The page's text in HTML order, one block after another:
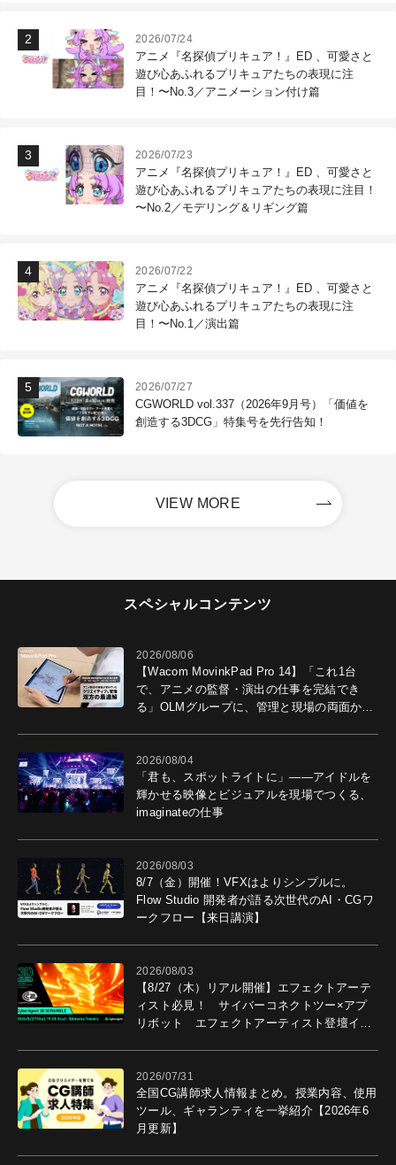
2026/07/24
アニメ『名探偵プリキュア！』ED 、可愛さと
遊び心あふれるプリキュアたちの表現に注
目！〜No.3／アニメーション付け篇
2026/07/23
アニメ『名探偵プリキュア！』ED 、可愛さと
遊び心あふれるプリキュアたちの表現に注目！
〜No.2／モデリング＆リギング篇
2026/07/22
アニメ『名探偵プリキュア！』ED 、可愛さと
遊び心あふれるプリキュアたちの表現に注
目！〜No.1／演出篇
2026/07/27
CGWORLD vol.337（2026年9月号）「価値を
創造する3DCG」特集号を先行告知！
VIEW MORE
スペシャルコンテンツ
2026/08/06
【Wacom MovinkPad Pro 14】「これ1台
で、アニメの監督・演出の仕事を完結でき
る」OLMグループに、管理と現場の両面から
2026/08/04
「君も、スポットライトに」――アイドルを
輝かせる映像とビジュアルを現場でつくる、
imaginateの仕事
2026/08/03
8/7（金）開催！VFXはよりシンプルに。
Flow Studio 開発者が語る次世代のAI・CGワ
ークフロー【来日講演】
2026/08/03
【8/27（木）リアル開催】エフェクトアーテ
ィスト必見！ サイバーコネクトツー×アプ
リボット エフェクトアーティスト登壇イベ
2026/07/31
全国CG講師求人情報まとめ。授業内容、使用
ツール、ギャランティを一挙紹介【2026年6
月更新】